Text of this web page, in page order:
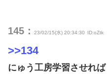
145： 23/02/15(水) 20:34:30 ID:oZtk
>>134
にゅう工房学習させれば